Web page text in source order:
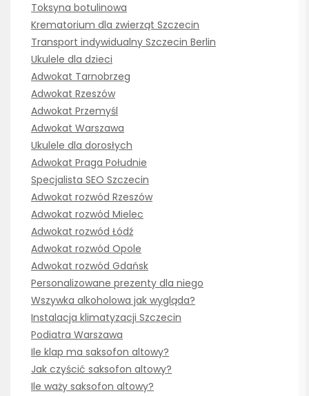
Toksyna botulinowa
Krematorium dla zwierząt Szczecin
Transport indywidualny Szczecin Berlin
Ukulele dla dzieci
Adwokat Tarnobrzeg
Adwokat Rzeszów
Adwokat Przemyśl
Adwokat Warszawa
Ukulele dla dorosłych
Adwokat Praga Południe
Specjalista SEO Szczecin
Adwokat rozwód Rzeszów
Adwokat rozwód Mielec
Adwokat rozwód Łódź
Adwokat rozwód Opole
Adwokat rozwód Gdańsk
Personalizowane prezenty dla niego
Wszywka alkoholowa jak wygląda?
Instalacja klimatyzacji Szczecin
Podiatra Warszawa
Ile klap ma saksofon altowy?
Jak czyścić saksofon altowy?
Ile waży saksofon altowy?